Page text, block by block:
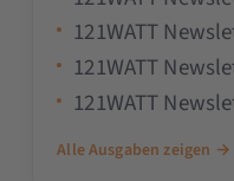
121WATT
121WATT
121WATT
Alle Ausgaben zeigen →